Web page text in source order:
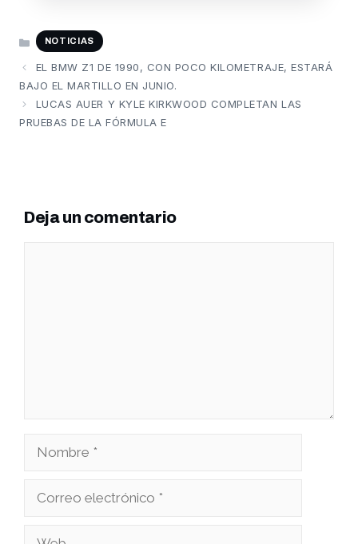
CATEGORÍAS
NOTICIAS
EL BMW Z1 DE 1990, CON POCO KILOMETRAJE, ESTARÁ
BAJO EL MARTILLO EN JUNIO.
LUCAS AUER Y KYLE KIRKWOOD COMPLETAN LAS
PRUEBAS DE LA FÓRMULA E
Deja un comentario
Nombre
Correo
Web